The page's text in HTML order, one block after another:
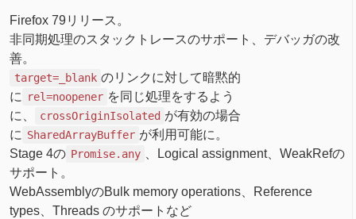
Firefox 79リリース。
非同期処理のスタックトレースのサポート、デバッガの改
善。
target=_blank のリンクに対して暗黙的
に
rel=noopener を同じ処理をするよう
に、
crossOriginIsolated が有効の場合
に SharedArrayBuffer が利用可能に。
Stage 4の Promise.any
、Logical assignment、WeakRefの
サポート。
WebAssemblyのBulk memory operations、Reference
types、Threads のサポートなど